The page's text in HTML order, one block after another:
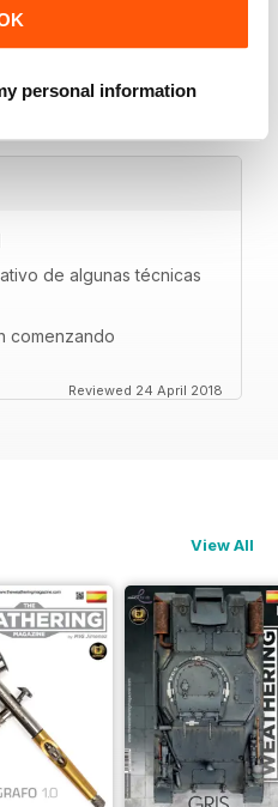
personal information
DETALLES,
de algunas técnicas
comenzando
Reviewed 24 April 2018
View All